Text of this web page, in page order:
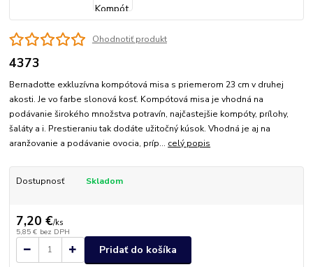
Ohodnotiť produkt
4373
Bernadotte exkluzívna kompótová misa s priemerom 23 cm v druhej
akosti. Je vo farbe slonová kosť. Kompótová misa je vhodná na
podávanie širokého množstva potravín, najčastejšie kompóty, prílohy,
šaláty a i. Prestieraniu tak dodáte užitočný kúsok. Vhodná je aj na
aranžovanie a podávanie ovocia, príp... celý popis
Dostupnosť Skladom
7,20 €/ks
5,85 € bez DPH
Pridať do košíka